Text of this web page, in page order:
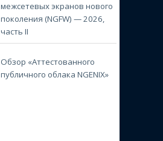
межсетевых экранов нового
поколения (NGFW) — 2026,
часть II
Обзор «Аттестованного
публичного облака NGENIX»